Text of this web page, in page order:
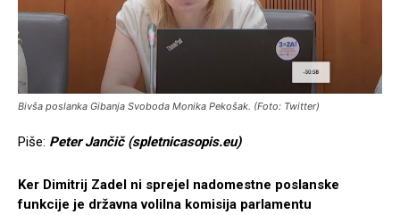
Bivša poslanka Gibanja Svoboda Monika Pekošak. (Foto: Twitter)
Piše: Peter Jančič (spletnicasopis.eu)
Ker Dimitrij Zadel ni sprejel nadomestne poslanske
funkcije je državna volilna komisija parlamentu